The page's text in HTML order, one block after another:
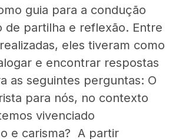
guia para a condução
de partilha e reflexão. Entre
eles tiveram como
e encontrar respostas
as seguintes perguntas: O
para nós, no contexto
vivenciado
e carisma? A partir